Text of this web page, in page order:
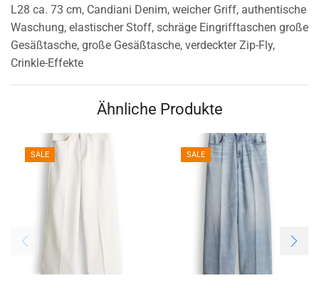
L28 ca. 73 cm, Candiani Denim, weicher Griff, authentische
Waschung, elastischer Stoff, schräge Eingrifftaschen große
Gesäßtasche, große Gesäßtasche, verdeckter Zip-Fly,
Crinkle-Effekte
Ähnliche Produkte
SALE SALE